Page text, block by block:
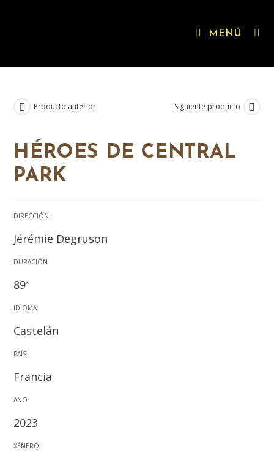
MENÚ
Producto anterior Siguiente producto
HÉROES DE CENTRAL
PARK
DIRECCIÓN:
Jérémie Degruson
DURACIÓN:
89′
IDIOMA:
Castelán
PAÍS:
Francia
ANO:
2023
XÉNERO: